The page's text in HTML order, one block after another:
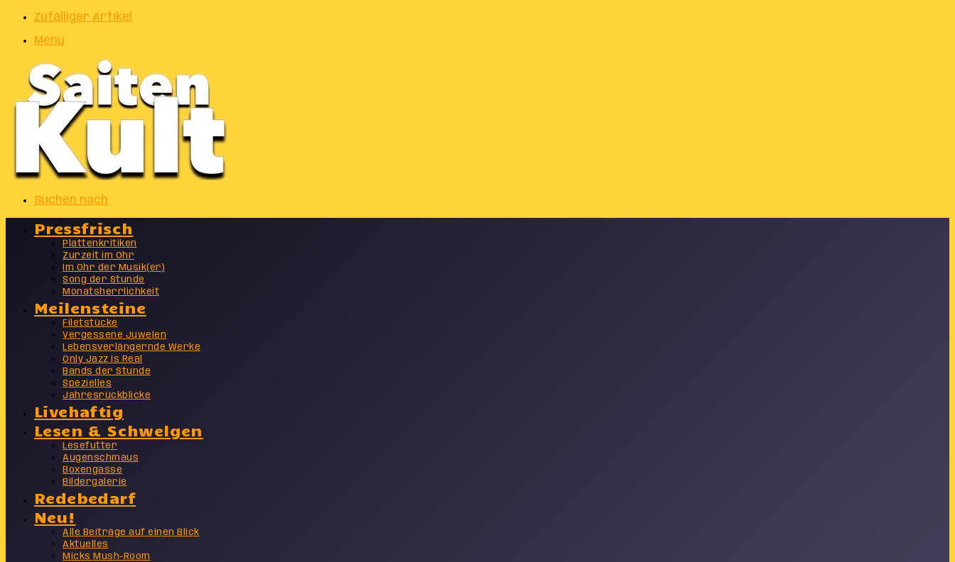
Zufälliger Artikel
Menu
Suchen nach
Pressfrisch
Plattenkritiken
Zurzeit im Ohr
Im Ohr der Musik(er)
Song der Stunde
Monatsherrlichkeit
Meilensteine
Filetstücke
Vergessene Juwelen
Lebensverlängernde Werke
Only Jazz Is Real
Bands der Stunde
Spezielles
Jahresrückblicke
Livehaftig
Lesen & Schwelgen
Lesefutter
Augenschmaus
Boxengasse
Bildergalerie
Redebedarf
Neu!
Alle Beiträge auf einen Blick
Aktuelles
Micks Mush-Room